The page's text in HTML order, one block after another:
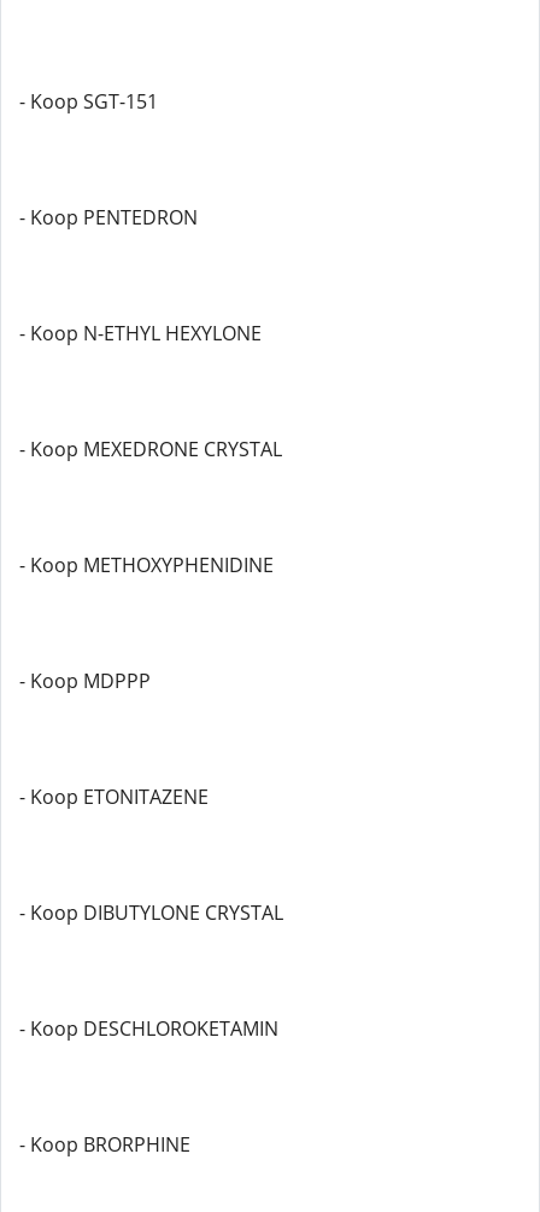
- Koop SGT-151
- Koop PENTEDRON
- Koop N-ETHYL HEXYLONE
- Koop MEXEDRONE CRYSTAL
- Koop METHOXYPHENIDINE
- Koop MDPPP
- Koop ETONITAZENE
- Koop DIBUTYLONE CRYSTAL
- Koop DESCHLOROKETAMIN
- Koop BRORPHINE